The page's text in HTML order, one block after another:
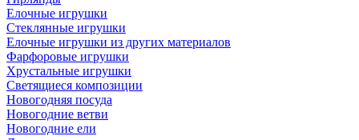
Елочные игрушки
Стеклянные игрушки
Елочные игрушки из других материалов
Фарфоровые игрушки
Хрустальные игрушки
Светящиеся композиции
Новогодняя посуда
Новогодние ветви
Новогодние ели